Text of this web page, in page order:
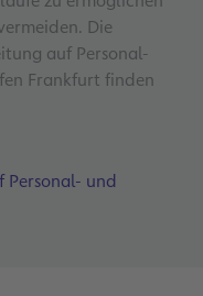
Die
auf Personal-
Frankfurt finden
Personal- und